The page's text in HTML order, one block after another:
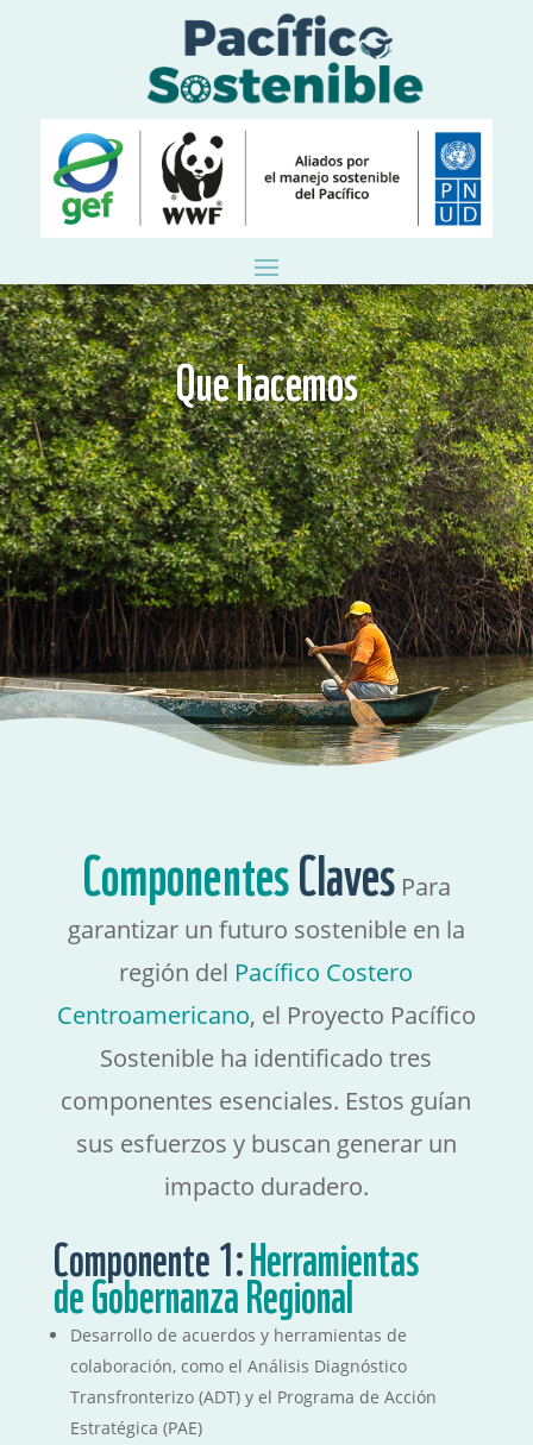
Que hacemos
ComponentesClavesPara
garantizar un futuro sostenible en la
región del Pacífico Costero
Centroamericano, el Proyecto Pacífico
Sostenible ha identificado tres
componentes esenciales. Estos guían
sus esfuerzos y buscan generar un
impacto duradero.
Componente 1:Herramientas
de Gobernanza Regional
Desarrollo de acuerdos y herramientas de
colaboración, como el Análisis Diagnóstico
Transfronterizo (ADT) y el Programa de Acción
Estratégica (PAE)